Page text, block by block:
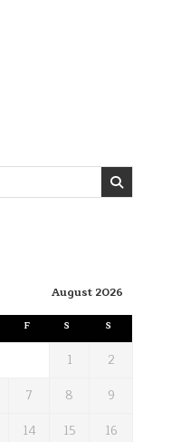
August 2026
F S S
1
2
7 8
9
14 15
16